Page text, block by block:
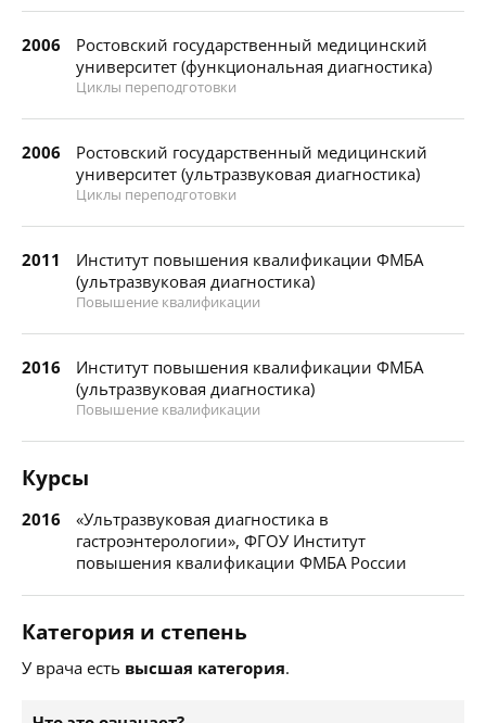
2006
Ростовский государственный медицинский
университет (функциональная диагностика)
Циклы переподготовки
2006
Ростовский государственный медицинский
университет (ультразвуковая диагностика)
Циклы переподготовки
2011
Институт повышения квалификации ФМБА
(ультразвуковая диагностика)
Повышение квалификации
2016
Институт повышения квалификации ФМБА
(ультразвуковая диагностика)
Повышение квалификации
Курсы
2016
«Ультразвуковая диагностика в
гастроэнтерологии», ФГОУ Институт
повышения квалификации ФМБА России
Категория и степень
У врача есть высшая категория.